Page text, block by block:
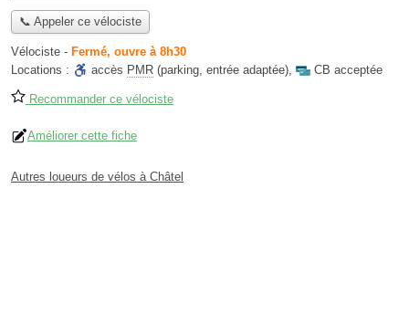
📞 Appeler ce vélociste
Vélociste - Fermé, ouvre à 8h30
Locations :
accès PMR (parking, entrée adaptée), CB acceptée
Recommander ce vélociste
Améliorer cette fiche
Autres loueurs de vélos à Châtel